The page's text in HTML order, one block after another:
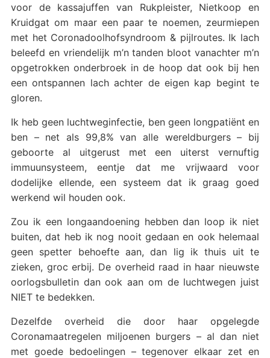
voor de kassajuffen van Rukpleister, Nietkoop en
Kruidgat om maar een paar te noemen, zeurmiepen
met het Coronadoolhofsyndroom & pijlroutes. Ik lach
beleefd en vriendelijk m’n tanden bloot vanachter m’n
opgetrokken onderbroek in de hoop dat ook bij hen
een ontspannen lach achter de eigen kap begint te
gloren.
Ik heb geen luchtweginfectie, ben geen longpatiënt en
ben – net als 99,8% van alle wereldburgers – bij
geboorte al uitgerust met een uiterst vernuftig
immuunsysteem, eentje dat me vrijwaard voor
dodelijke ellende, een systeem dat ik graag goed
werkend wil houden ook.
Zou ik een longaandoening hebben dan loop ik niet
buiten, dat heb ik nog nooit gedaan en ook helemaal
geen spetter behoefte aan, dan lig ik thuis uit te
zieken, groc erbij. De overheid raad in haar nieuwste
oorlogsbulletin dan ook aan om de luchtwegen juist
NIET te bedekken.
Dezelfde overheid die door haar opgelegde
Coronamaatregelen miljoenen burgers – al dan niet
met goede bedoelingen – tegenover elkaar zet en